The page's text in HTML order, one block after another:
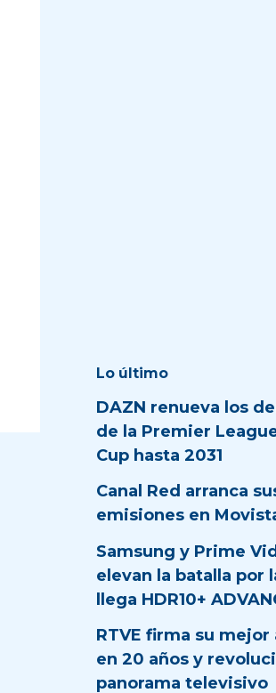
Lo último
DAZN renueva los
de la Premier
Cup hasta 2031
Canal Red arranca
emisiones en
Samsung y Prime
elevan la batalla por
llega HDR10+
RTVE firma su
en 20 años y
panorama televisivo